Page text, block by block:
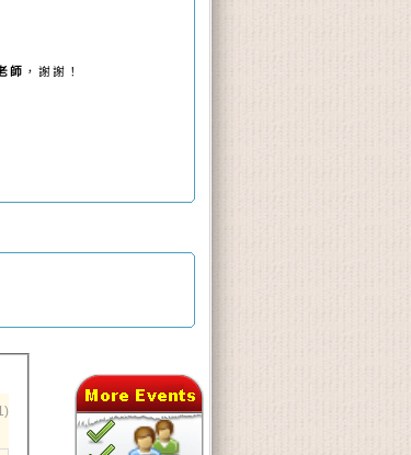
師 ，謝謝！